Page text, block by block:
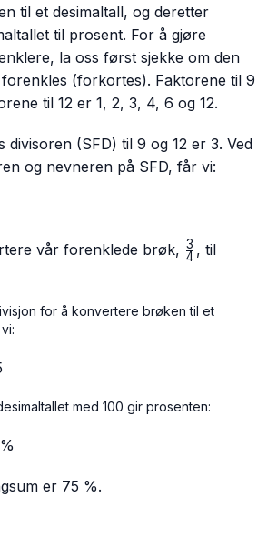
til et desimaltall, og deretter
til prosent. For å gjøre
la oss først sjekke om den
(forkortes). Faktorene til 9
til 12 er 1, 2, 3, 4, 6 og 12.
divisoren (SFD) til 9 og 12 er 3. Ved
og nevneren på SFD, får vi:
vår forenklede brøk, \frac{3}
4
3 , til
for å konvertere brøken til et
med 100 gir prosenten:
er 75 %.